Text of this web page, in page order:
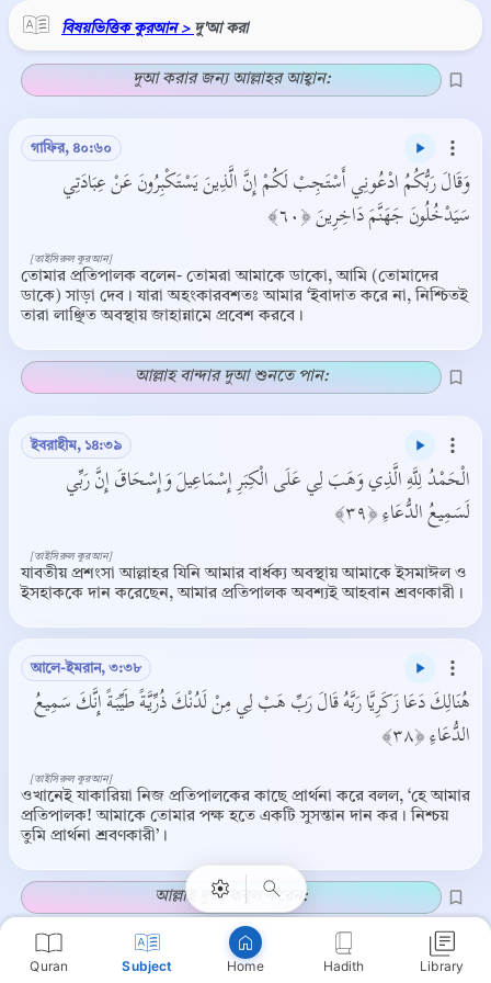
Quran Subject Home Hadith Library
বিষয়ভিত্তিক কুরআন > দু'আ করা
দুআ করার জন্য আল্লাহর আহ্বান:
গাফির, ৪০:৬০
وَقَالَ رَبُّكُمُ ادْعُونِي أَسْتَجِبْ لَكُمْ إِنَّ الَّذِينَ يَسْتَكْبِرُونَ عَنْ عِبَادَتِي
سَيَدْخُلُونَ جَهَنَّمَ دَاخِرِينَ ﴿٦٠﴾
তোমার প্রতিপালক বলেন- তোমরা আমাকে ডাকো, আমি (তোমাদের
ডাকে) সাড়া দেব। যারা অহংকারবশতঃ আমার ‘ইবাদাত করে না, নিশ্চিতই
তারা লাঞ্ছিত অবস্থায় জাহান্নামে প্রবেশ করবে।
[তাইসিরুল কুরআন]
আল্লাহ বান্দার দুআ শুনতে পান:
ইবরাহীম, ১৪:৩৯
الْحَمْدُ لِلَّهِ الَّذِي وَهَبَ لِي عَلَى الْكِبَرِ إِسْمَاعِيلَ وَإِسْحَاقَ إِنَّ رَبِّي
لَسَمِيعُ الدُّعَاءِ ﴿٣٩﴾
যাবতীয় প্রশংসা আল্লাহর যিনি আমার বার্ধক্য অবস্থায় আমাকে ইসমাঈল ও
ইসহাককে দান করেছেন, আমার প্রতিপালক অবশ্যই আহবান শ্রবণকারী।
[তাইসিরুল কুরআন]
আলে-ইমরান, ৩:৩৮
هُنَالِكَ دَعَا زَكَرِيَّا رَبَّهُ قَالَ رَبِّ هَبْ لِي مِنْ لَدُنْكَ ذُرِّيَّةً طَيِّبَةً إِنَّكَ سَمِيعُ
الدُّعَاءِ ﴿٣٨﴾
ওখানেই যাকারিয়া নিজ প্রতিপালকের কাছে প্রার্থনা করে বলল, ‘হে আমার
প্রতিপালক! আমাকে তোমার পক্ষ হতে একটি সুসন্তান দান কর। নিশ্চয়
তুমি প্রার্থনা শ্রবণকারী’।
[তাইসিরুল কুরআন]
আল্লাহ দুআ কবুল করেন:
আল-বাকারা, ২:১৮৬
Copy